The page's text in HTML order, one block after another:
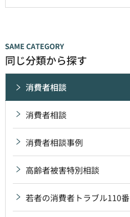
同じ分類から探す
消費者相談
消費者相談
消費者相談事例
高齢者被害特別相談
若者の消費者トラブル110番